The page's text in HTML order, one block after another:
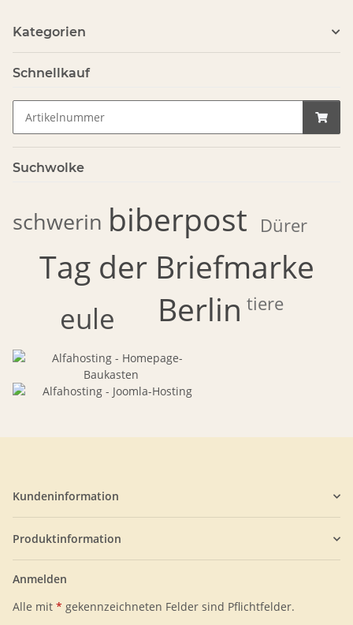
Kategorien
Schnellkauf
Suchwolke
Tag der Briefmarke
biberpost
Berlin
eule
schwerin Dürer
tiere
Kundeninformation
Produktinformation
Anmelden
Alle mit * gekennzeichneten Felder sind Pflichtfelder.